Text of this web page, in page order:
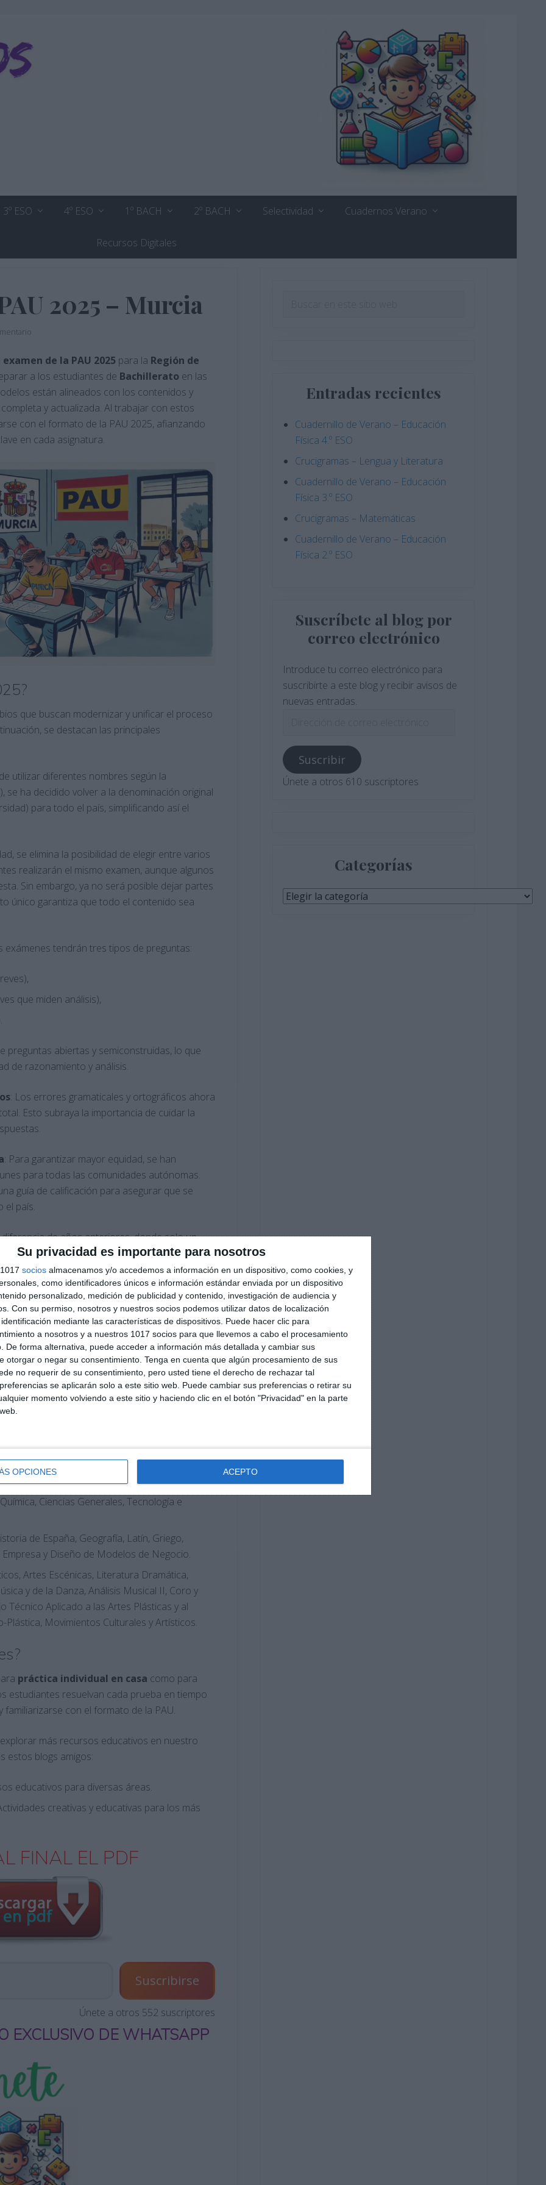
Su privacidad es importante para nosotros
socios almacenamos y/o accedemos a información en un dispositivo, como cookies, y
como identificadores únicos e información estándar enviada por un dispositivo
personalizado, medición de publicidad y contenido, investigación de audiencia y
Con su permiso, nosotros y nuestros socios podemos utilizar datos de localización
mediante las características de dispositivos. Puede hacer clic para
a nosotros y a nuestros 1017 socios para que llevemos a cabo el procesamiento
De forma alternativa, puede acceder a información más detallada y cambiar sus
otorgar o negar su consentimiento. Tenga en cuenta que algún procesamiento de sus
no requerir de su consentimiento, pero usted tiene el derecho de rechazar tal
se aplicarán solo a este sitio web. Puede cambiar sus preferencias o retirar su
momento volviendo a este sitio y haciendo clic en el botón "Privacidad" en la parte
OPCIONES ACEPTO
3º ESO 4º ESO 1º BACH 2º BACH Selectividad Cuadernos Verano
Recursos Digitales
2025 – Murcia
de la PAU 2025 para la Región de
a los estudiantes de Bachillerato en las
están alineados con los contenidos y
y actualizada. Al trabajar con estos
con el formato de la PAU 2025, afianzando
en cada asignatura.
que buscan modernizar y unificar el proceso
se destacan las principales
utilizar diferentes nombres según la
se ha decidido volver a la denominación original
para todo el país, simplificando así el
se elimina la posibilidad de elegir entre varios
realizarán el mismo examen, aunque algunos
Sin embargo, ya no será posible dejar partes
único garantiza que todo el contenido sea
exámenes tendrán tres tipos de preguntas:
que miden análisis),
preguntas abiertas y semiconstruidas, lo que
de razonamiento y análisis.
: Los errores gramaticales y ortográficos ahora
Esto subraya la importancia de cuidar la
: Para garantizar mayor equidad, se han
para todas las comunidades autónomas.
guía de calificación para asegurar que se
el país.
diferencia de años anteriores, donde solo un
una doble corrección obligatoria. Si hay una
correcciones, se realizará una tercera
justo y preciso.
creatividad: La PAU 2025 pone énfasis en la
pensamiento crítico, la resolución de
están diseñados para evaluar no solo lo que
aplican sus conocimientos de manera
las siguientes asignaturas:
Inglés, Francés, Alemán, Italiano.
II, Matemáticas Aplicadas a las CCSS, Biología,
Ciencias Generales, Tecnología e
de España, Geografía, Latín, Griego,
y Diseño de Modelos de Negocio.
Artes Escénicas, Literatura Dramática,
y de la Danza, Análisis Musical II, Coro y
Técnico Aplicado a las Artes Plásticas y al
Movimientos Culturales y Artísticos.
práctica individual en casa como para
estudiantes resuelvan cada prueba en tiempo
con el formato de la PAU.
más recursos educativos en nuestro
estos blogs amigos:
educativos para diversas áreas.
creativas y educativas para los más
FINAL EL PDF
Suscribirse
Únete a otros 552 suscriptores
EXCLUSIVO DE WHATSAPP
Entradas recientes
Cuadernillo de Verano – Educación
Física 4.º ESO
Crucigramas – Lengua y Literatura
Cuadernillo de Verano – Educación
Física 3.º ESO
Crucigramas – Matemáticas
Cuadernillo de Verano – Educación
Física 2.º ESO
Suscríbete al blog por
correo electrónico
Introduce tu correo electrónico para
suscribirte a este blog y recibir avisos de
nuevas entradas.
correo
electrónico
Suscribir
Únete a otros 610 suscriptores
Categorías
Categorías